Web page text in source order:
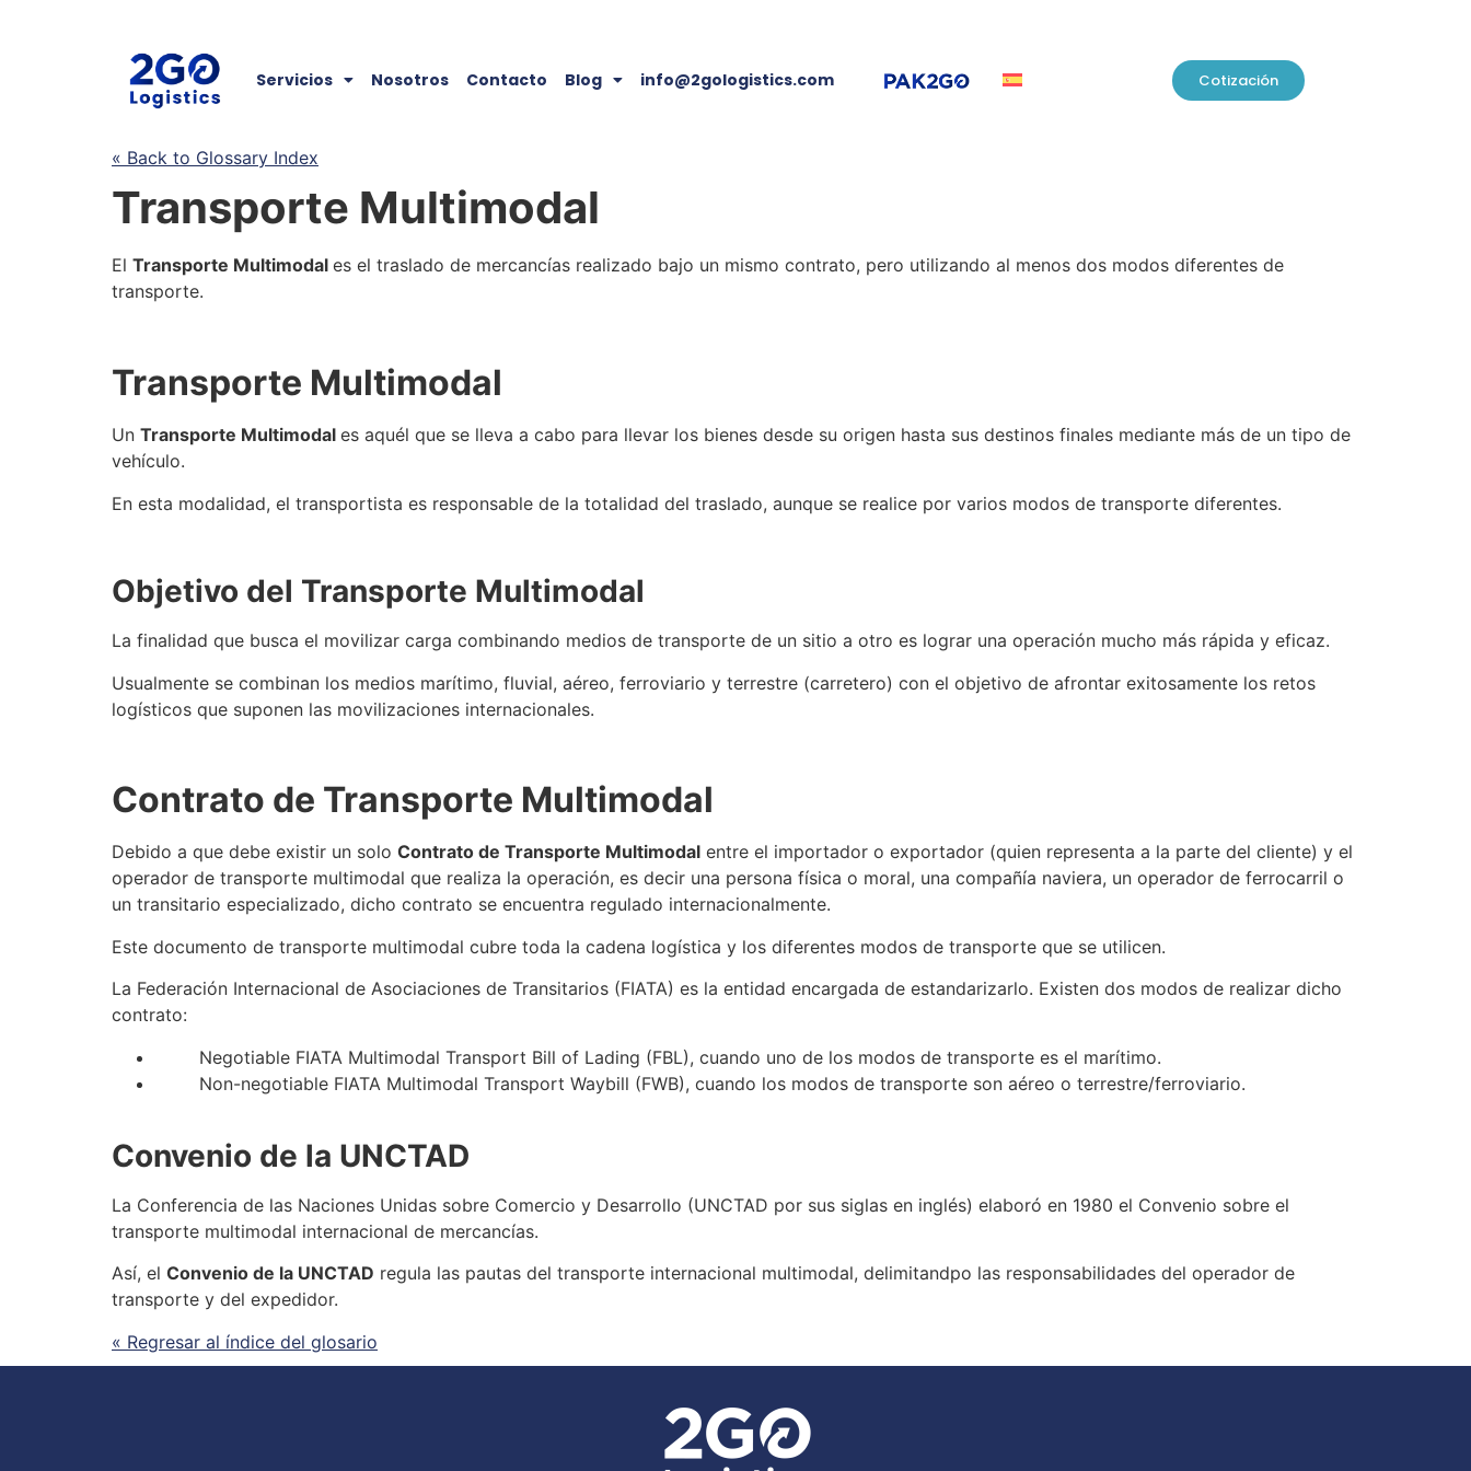
Servicios Nosotros Contacto Blog info@2gologistics.com Cotización
« Back to Glossary Index
Transporte Multimodal
El Transporte Multimodal es el traslado de mercancías realizado bajo un mismo contrato, pero utilizando al menos dos modos diferentes de
transporte.
Transporte Multimodal
Un Transporte Multimodal es aquél que se lleva a cabo para llevar los bienes desde su origen hasta sus destinos finales mediante más de un tipo de
vehículo.
En esta modalidad, el transportista es responsable de la totalidad del traslado, aunque se realice por varios modos de transporte diferentes.
Objetivo del Transporte Multimodal
La finalidad que busca el movilizar carga combinando medios de transporte de un sitio a otro es lograr una operación mucho más rápida y eficaz.
Usualmente se combinan los medios marítimo, fluvial, aéreo, ferroviario y terrestre (carretero) con el objetivo de afrontar exitosamente los retos
logísticos que suponen las movilizaciones internacionales.
Contrato de Transporte Multimodal
Debido a que debe existir un solo Contrato de Transporte Multimodal entre el importador o exportador (quien representa a la parte del cliente) y el
operador de transporte multimodal que realiza la operación, es decir una persona física o moral, una compañía naviera, un operador de ferrocarril o
un transitario especializado, dicho contrato se encuentra regulado internacionalmente.
Este documento de transporte multimodal cubre toda la cadena logística y los diferentes modos de transporte que se utilicen.
La Federación Internacional de Asociaciones de Transitarios (FIATA) es la entidad encargada de estandarizarlo. Existen dos modos de realizar dicho
contrato:
Negotiable FIATA Multimodal Transport Bill of Lading (FBL), cuando uno de los modos de transporte es el marítimo.
Non-negotiable FIATA Multimodal Transport Waybill (FWB), cuando los modos de transporte son aéreo o terrestre/ferroviario.
Convenio de la UNCTAD
La Conferencia de las Naciones Unidas sobre Comercio y Desarrollo (UNCTAD por sus siglas en inglés) elaboró en 1980 el Convenio sobre el
transporte multimodal internacional de mercancías.
Así, el Convenio de la UNCTAD regula las pautas del transporte internacional multimodal, delimitandpo las responsabilidades del operador de
transporte y del expedidor.
« Regresar al índice del glosario